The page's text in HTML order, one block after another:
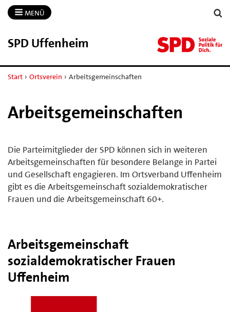
MENÜ
SPD Uffenheim
Start › Ortsverein › Arbeitsgemeinschaften
Arbeitsgemeinschaften
Die Parteimitglieder der SPD können sich in weiteren
Arbeitsgemeinschaften für besondere Belange in Partei
und Gesellschaft engagieren. Im Ortsverband Uffenheim
gibt es die Arbeitsgemeinschaft sozialdemokratischer
Frauen und die Arbeitsgemeinschaft 60+.
Arbeitsgemeinschaft
sozialdemokratischer Frauen
Uffenheim